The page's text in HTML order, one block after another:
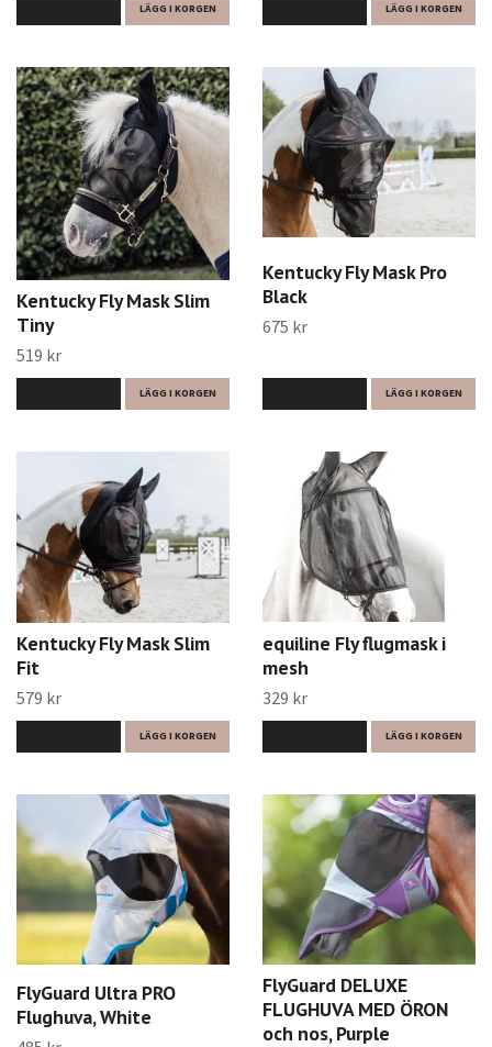
LÄGG I KORGEN LÄGG I KORGEN
Kentucky Fly Mask Slim
Tiny
519 kr
LÄGG I KORGEN
Kentucky Fly Mask Pro
Black
675 kr
LÄGG I KORGEN
Kentucky Fly Mask Slim
Fit
579 kr
LÄGG I KORGEN
equiline Fly flugmask i
mesh
329 kr
LÄGG I KORGEN
FlyGuard Ultra PRO
Flughuva, White
FlyGuard DELUXE
FLUGHUVA MED ÖRON
och nos, Purple